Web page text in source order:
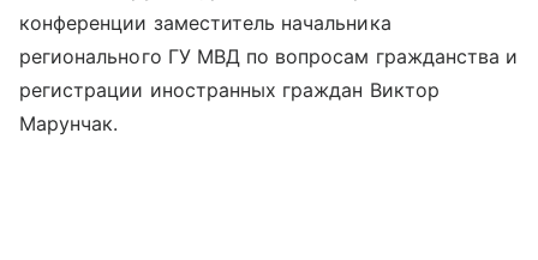
конференции заместитель начальника
регионального ГУ МВД по вопросам гражданства и
регистрации иностранных граждан Виктор
Марунчак.